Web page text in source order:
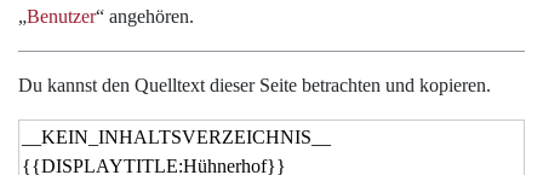
„Benutzer“ angehören.
Du kannst den Quelltext dieser Seite betrachten und kopieren.